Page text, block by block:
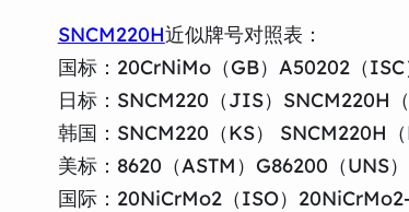
SNCM220H近似牌号对照表：
国标：20CrNiMo（GB）A50202（
日标：SNCM220（JIS）SNCM220H
韩国：SNCM220（KS） SNCM220H（
美标：8620（ASTM）G86200（UNS
国际：20NiCrMo2（ISO）